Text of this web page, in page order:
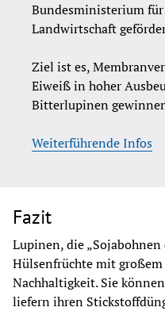
Bundesministerium
Landwirtschaft
Ziel ist es,
Eiweiß in hoher
Bitterlupinen
Weiterführende Infos
Fazit
Lupinen, die „Sojabohnen
Hülsenfrüchte mit
Nachhaltigkeit. Sie
liefern ihren